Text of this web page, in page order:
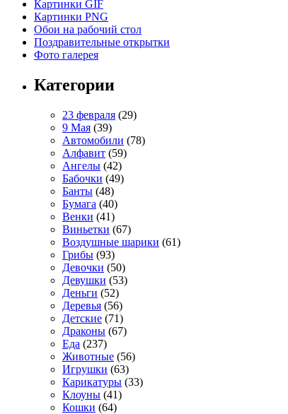
Картинки GIF
Картинки PNG
Обои на рабочий стол
Поздравительные открытки
Фото галерея
Категории
23 февраля (29)
9 Мая (39)
Автомобили (78)
Алфавит (59)
Ангелы (42)
Бабочки (49)
Банты (48)
Бумага (40)
Венки (41)
Виньетки (67)
Воздушные шарики (61)
Грибы (93)
Девочки (50)
Девушки (53)
Деньги (52)
Деревья (56)
Детские (71)
Драконы (67)
Еда (237)
Животные (56)
Игрушки (63)
Карикатуры (33)
Клоуны (41)
Кошки (64)